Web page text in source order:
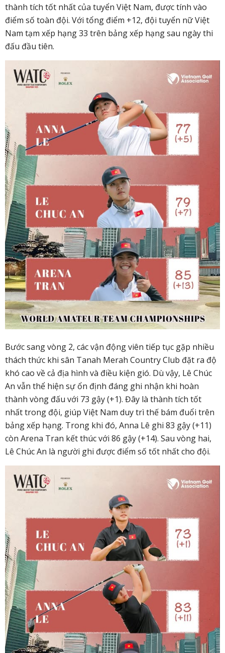
thành tích tốt nhất của tuyển Việt Nam, được tính vào
điểm số toàn đội. Với tổng điểm +12, đội tuyển nữ Việt
Nam tạm xếp hạng 33 trên bảng xếp hạng sau ngày thi
đấu đầu tiên.
Bước sang vòng 2, các vận động viên tiếp tục gặp nhiều
thách thức khi sân Tanah Merah Country Club đặt ra độ
khó cao về cả địa hình và điều kiện gió. Dù vậy, Lê Chúc
An vẫn thể hiện sự ổn định đáng ghi nhận khi hoàn
thành vòng đấu với 73 gậy (+1). Đây là thành tích tốt
nhất trong đội, giúp Việt Nam duy trì thế bám đuổi trên
bảng xếp hạng. Trong khi đó, Anna Lê ghi 83 gậy (+11)
còn Arena Tran kết thúc với 86 gậy (+14). Sau vòng hai,
Lê Chúc An là người ghi được điểm số tốt nhất cho đội.